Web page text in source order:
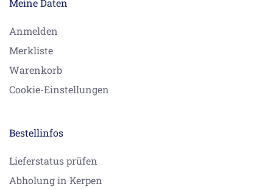
Meine Daten
Anmelden
Merkliste
Warenkorb
Cookie-Einstellungen
Bestellinfos
Lieferstatus prüfen
Abholung in Kerpen